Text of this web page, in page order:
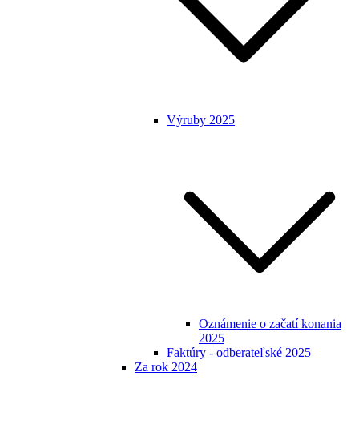
Výruby 2025
Oznámenie o začatí konania
2025
Faktúry - odberateľské 2025
Za rok 2024